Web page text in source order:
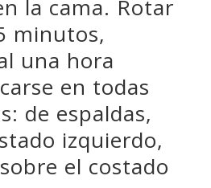
la cama. Rotar
minutos,
una hora
en todas
de espaldas,
izquierdo,
el costado